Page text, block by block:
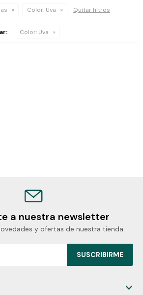
Color: Uva Quitar filtros
Color: Uva
a nuestra newsletter
y ofertas de nuestra tienda.
SUSCRIBIRME